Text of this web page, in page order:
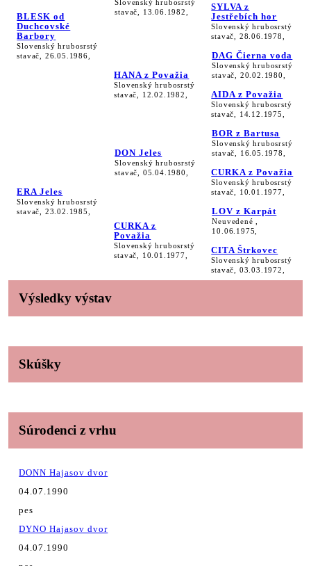
BLESK od
Duchcovské
Barbory
Slovenský hrubosrstý
stavač, 26.05.1986,
Slovenský hrubosrstý
stavač, 13.06.1982,
SYLVA z
Jestřebích hor
Slovenský hrubosrstý
stavač, 28.06.1978,
HANA z Považia
Slovenský hrubosrstý
stavač, 12.02.1982,
DAG Čierna voda
Slovenský hrubosrstý
stavač, 20.02.1980,
AIDA z Považia
Slovenský hrubosrstý
stavač, 14.12.1975,
ERA Jeles
Slovenský hrubosrstý
stavač, 23.02.1985,
DON Jeles
Slovenský hrubosrstý
stavač, 05.04.1980,
BOR z Bartusa
Slovenský hrubosrstý
stavač, 16.05.1978,
CURKA z Považia
Slovenský hrubosrstý
stavač, 10.01.1977,
CURKA z
Považia
Slovenský hrubosrstý
stavač, 10.01.1977,
LOV z Karpát
Neuvedené ,
10.06.1975,
CITA Štrkovec
Slovenský hrubosrstý
stavač, 03.03.1972,
Výsledky výstav
Skúšky
Súrodenci z vrhu
DONN Hajasov dvor
04.07.1990
pes
DYNO Hajasov dvor
04.07.1990